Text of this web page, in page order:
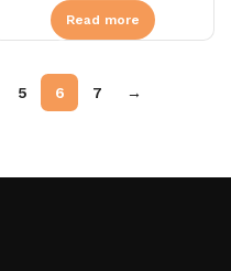
Read more
5 6 7 →